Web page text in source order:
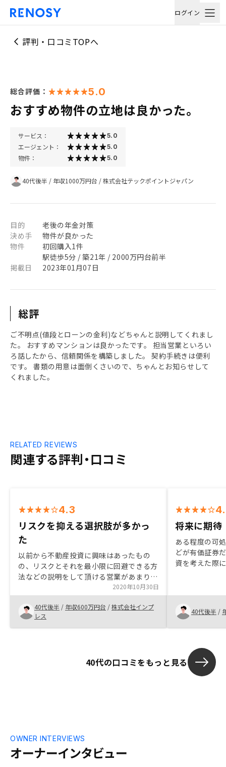
ログイン
評判・口コミTOPへ
総合評価： 5.0
おすすめ物件の立地は良かった。
サービス： 5.0
エージェント： 5.0
物件： 5.0
40代後半 / 年収1000万円台 /株式会社テックポイントジャパン
目的
老後の年金対策
決め手
物件が良かった
物件
初回購入1件
駅徒歩5分 / 築21年 / 2000万円台前半
掲載日
2023年01月07日
総評
ご不明点(値段とローンの金利)などちゃんと説明してくれまし
た。 おすすめマンションは良かったです。 担当営業といろい
ろ話したから、信頼関係を構築しました。 契約手続きは便利
です。 書類の用意は面倒くさいので、ちゃんとお知らせして
くれました。
関連する評判・口コミ
RELATED REVIEWS
4.3
リスクを抑える選択肢が多かっ
た
以前から不動産投資に興味はあったもの
の、リスクとそれを最小限に回避できる方
法などの説明をして頂ける営業があまりな
かった。 今回は不動産投資の購入に至っ
た決め手は、物件が良かった事と他社と比
べて リスクを選べる点が良かった。 不動
産投資は信用ローンを活用できる事が、他
の投資商品と比べて良い点だと思う。不動
ば、最高だと思います。
2020年10月30日
40代後半 / 年収600万円台 /株式会社インプ
レス
将来に期待
ある程度の可
どが有価証券
資を考えた際
は、データを
込み。
40代後半 /
40代の口コミをもっと見る
オーナーインタビュー
OWNER INTERVIEWS